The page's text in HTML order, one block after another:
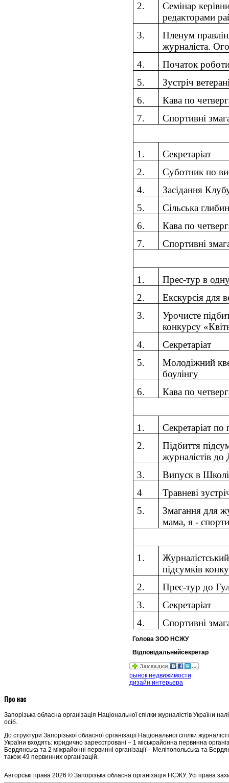
2.
Семінар
редакторами
3.
Пленум
журналіста.
4.
Початок
5.
Зустріч
6.
Кава по
7.
Спортивні
1.
Секретаріат
2.
Суботник по
4.
Засідання
5.
Сільська
6.
Кава по
7.
Спортивні
1.
Прес-тур в
2. Екскурсія для
3.
Урочисте
конкурсу
4.
Секретаріат
5.
Молодіжний
боулінгу
6.
Кава по
1.
Секретаріат по
2.
Підбиття
журналістів до
3.
Випуск в
4
Травневі
5.
Змагання для
мама, я -
1.
підсумків
2.
Прес-тур до
3.
Секретаріат
4.
Спортивні
Голова ЗОО НСЖУ Н.
рынок недвижимости
дизайн интерьера
Про нас
Запорізька обласна організація Національної спілки журналістів України
осіб.
До структури Запорізької обласної організації Національної спілки
України входять: юридично зареєстровані – 1 міськрайонна первинна
Бердянська та 2 міжрайонні первинні організації – Мелітопольська та
також 49 первинних організацій.
Авторські права 2026 © Запорізька обласна організація НСЖУ. Усі права